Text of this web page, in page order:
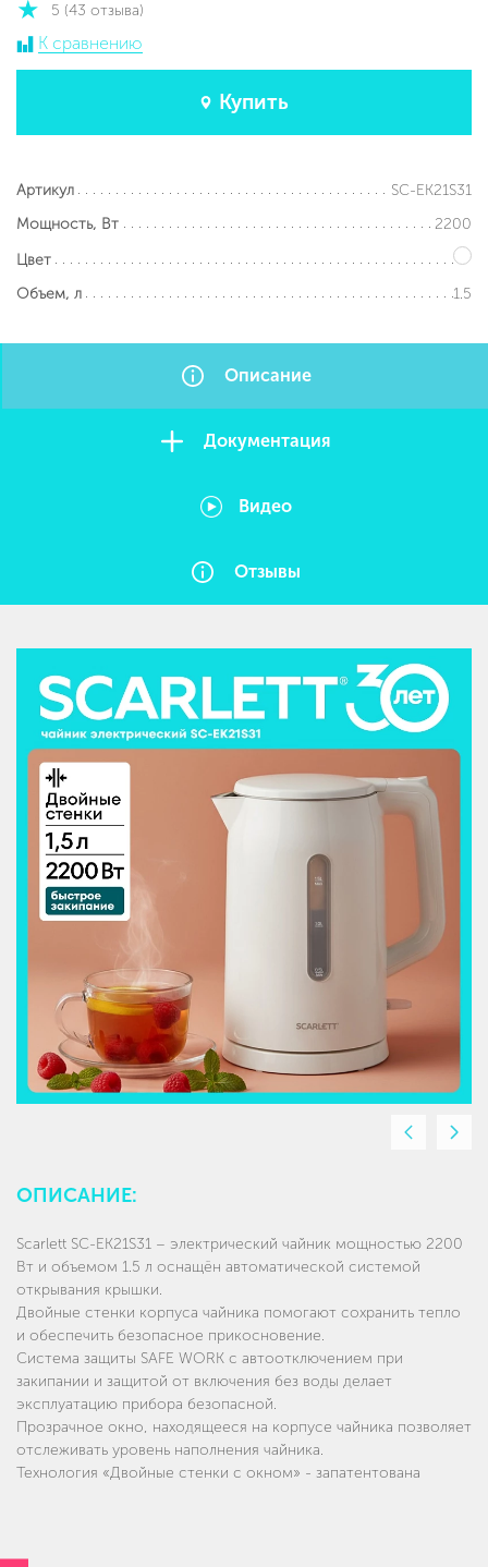
5 (43 отзыва)
К сравнению
Купить
Артикул
SC-EK21S31
Мощность, Вт
2200
Цвет
Объем, л
1.5
Описание
Документация
Видео
Отзывы
ОПИСАНИЕ:
Scarlett SC-EK21S31 – электрический чайник мощностью 2200
Вт и объемом 1.5 л оснащён автоматической системой
открывания крышки.
Двойные стенки корпуса чайника помогают сохранить тепло
и обеспечить безопасное прикосновение.
Система защиты SAFE WORK с автоотключением при
закипании и защитой от включения без воды делает
эксплуатацию прибора безопасной.
Прозрачное окно, находящееся на корпусе чайника позволяет
отслеживать уровень наполнения чайника.
Технология «Двойные стенки с окном» - запатентована